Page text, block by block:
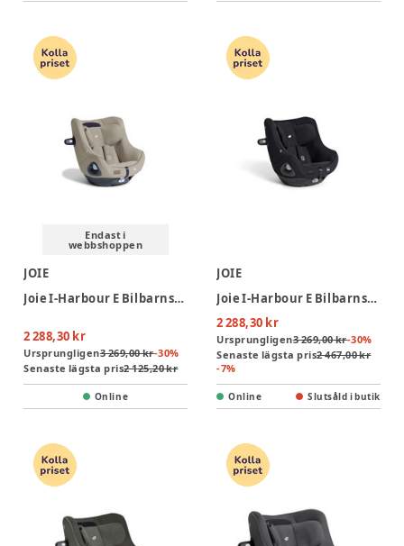
Endast i
webbshoppen
JOIE
Joie I-Harbour E Bilbarnstol - Sandstone
2 288,30 kr
Ursprungligen3 269,00 kr-30%
Senaste lägsta pris2 125,20 kr
Online
JOIE
Joie I-Harbour E Bilbarnstol- Eclipse
2 288,30 kr
Ursprungligen3 269,00 kr-30%
Senaste lägsta pris2 467,00 kr
-7%
Online Slutsåld i butik